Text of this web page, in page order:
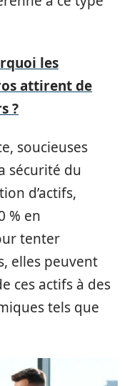
les
attirent de
?
soucieuses
sécurité du
d’actifs,
% en
tenter
elles peuvent
ces actifs à des
tels que